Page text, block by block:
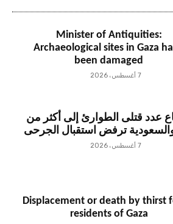
Minister of Antiquities:
Archaeological sites in Gaza
been damaged
7 أغسطس، 2026
عدد قتلى الطوارئ إلى أكثر من
7 أغسطس، 2026
Displacement or death by thirst
residents of Gaza